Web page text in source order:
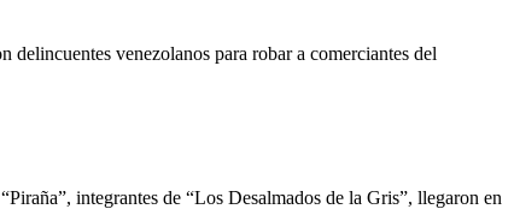
delincuentes venezolanos para robar a comerciantes del
integrantes de “Los Desalmados de la Gris”, llegaron en